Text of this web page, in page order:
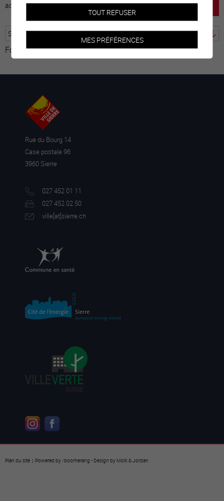
accueil horaire emploi mentions légales
Fourni par Traduction
Rue du Bourg 14
Case postale 96
3960 Sierre
027 452 01 11
027 452 02 50
ville[at]sierre.ch
Plan du site | Powered by/boomerang - Design by Molk & Jordan
TOUT REFUSER
MES PRÉFÉRENCES